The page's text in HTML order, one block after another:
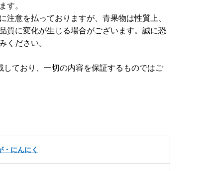
す。
注意を払っておりますが、青果物は性質上、
質に変化が生じる場合がございます。誠に恐
ください。
ており、一切の内容を保証するものではご
・にんにく